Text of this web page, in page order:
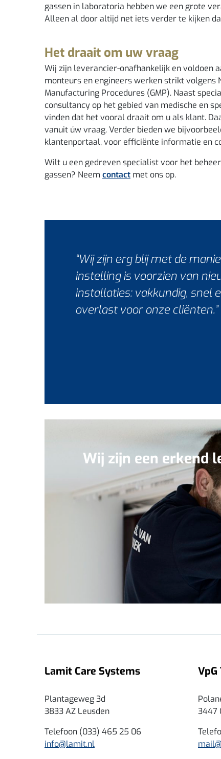
gassen in laboratoria hebben we een grote
Alleen al door altijd net iets verder te kijken
Het draait om uw vraag
Wij zijn leverancier-onafhankelijk en voldoen
monteurs en engineers werken strikt volgens
Manufacturing Procedures (GMP). Naast
consultancy op het gebied van medische en
vinden dat het vooral draait om u als klant.
vanuit úw vraag. Verder bieden we
klantenportaal, voor efficiënte informatie en
Wilt u een gedreven specialist voor het
gassen? Neem contact met ons op.
“Wij zijn erg blij met de
instelling is voorzien van
installaties: vakkundig, snel
overlast voor onze cliënten.”
Wij zijn een erkend
Lamit Care Systems
Plantageweg 3d
3833 AZ Leusden
Telefoon (033) 465 25 06
info@lamit.nl
3447